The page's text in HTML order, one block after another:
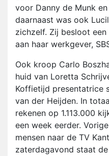
voor Danny de Munk
daarnaast was ook
zichzelf. Zij besloot
aan haar werkgever,
Ook kroop Carlo
huid van Loretta
Koffietijd presentatrice
van der Heijden. In
rekenen op 1.113.000
een week eerder.
mensen naar de TV
zaterdagavond staat